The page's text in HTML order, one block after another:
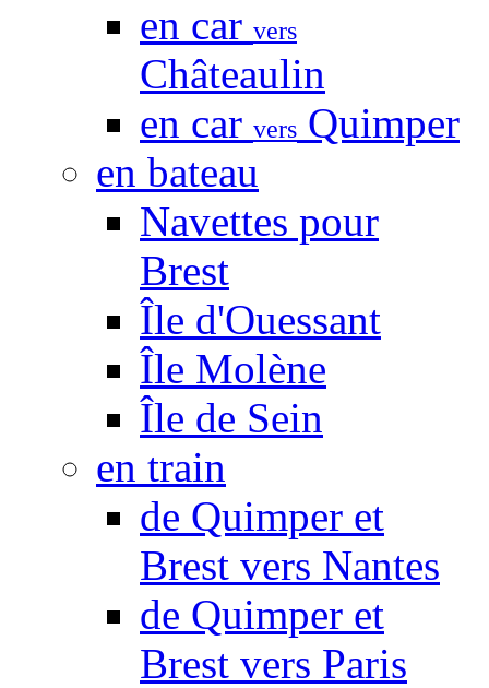
en car vers
Châteaulin
en car vers Quimper
en bateau
Navettes pour
Brest
Île d'Ouessant
Île Molène
Île de Sein
en train
de Quimper et
Brest vers Nantes
de Quimper et
Brest vers Paris